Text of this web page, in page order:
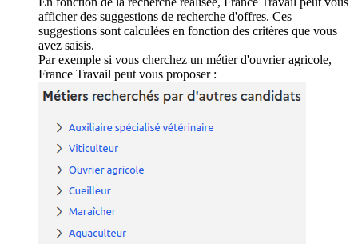
afficher des suggestions de recherche d'offres. Ces
suggestions sont calculées en fonction des critères que vous
avez saisis.
Par exemple si vous cherchez un métier d'ouvrier agricole,
France Travail peut vous proposer :